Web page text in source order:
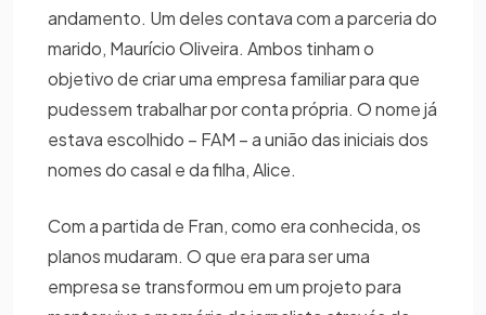
andamento. Um deles contava com a parceria do
marido, Maurício Oliveira. Ambos tinham o
objetivo de criar uma empresa familiar para que
pudessem trabalhar por conta própria. O nome já
estava escolhido – FAM – a união das iniciais dos
nomes do casal e da filha, Alice.
Com a partida de Fran, como era conhecida, os
planos mudaram. O que era para ser uma
empresa se transformou em um projeto para